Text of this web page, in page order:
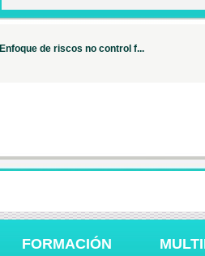
Enfoque de riscos no control f...
FORMACIÓN